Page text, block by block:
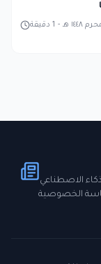
1 دقيقة -
الاصطناعي
الخصوصية